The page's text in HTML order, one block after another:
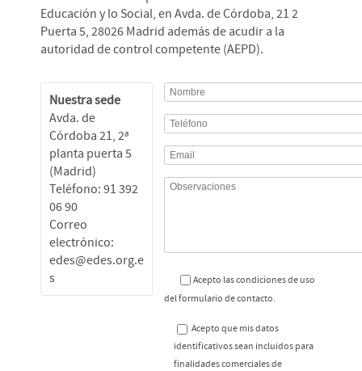
Educación y lo Social, en Avda. de Córdoba, 21 2
Puerta 5, 28026 Madrid además de acudir a la
autoridad de control competente (AEPD).
Nuestra sede
Avda. de
Córdoba 21, 2ª
planta puerta 5
(Madrid)
Teléfono: 91 392
06 90
Correo
electrónico:
edes@edes.org.e
s
Acepto las condiciones de uso
del formulario de contacto.
Acepto que mis datos
identificativos sean incluidos para
finalidades comerciales de